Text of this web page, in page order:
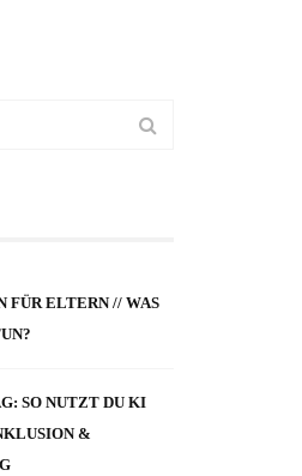
FÜR ELTERN // WAS
SO NUTZT DU KI
&